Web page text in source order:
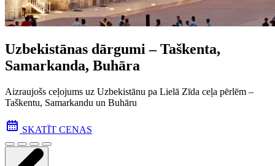
Uzbekistānas dārgumi – Taškenta,
Samarkanda, Buhāra
Aizraujošs ceļojums uz Uzbekistānu pa Lielā Zīda ceļa pēr­lēm –
Taškentu, Samarkandu un Buhāru
SKATĪT CENAS